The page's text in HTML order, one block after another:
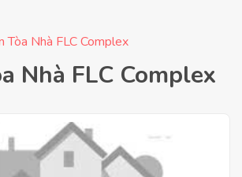
Tòa Nhà FLC Complex
Nhà FLC Complex